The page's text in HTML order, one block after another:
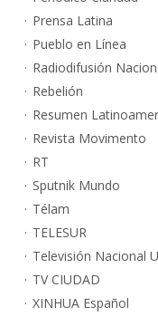
Prensa Latina
Pueblo en Línea
Radiodifusión
Rebelión
Resumen
Revista Movimento
RT
Sputnik Mundo
Télam
TELESUR
Televisión Nacional
TV CIUDAD
XINHUA Español